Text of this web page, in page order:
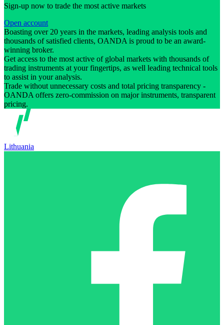
Sign-up now to trade the most active markets
Open account
Boasting over 20 years in the markets, leading analysis tools and
thousands of satisfied clients, OANDA is proud to be an award-
winning broker.
Get access to the most active of global markets with thousands of
trading instruments at your fingertips, as well leading technical tools
to assist in your analysis.
Trade without unnecessary costs and total pricing transparency -
OANDA offers zero-commission on major instruments, transparent
pricing.
Lithuania